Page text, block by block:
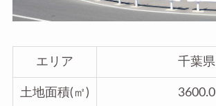
エリア 千葉県
土地面積(㎡) 3600.0